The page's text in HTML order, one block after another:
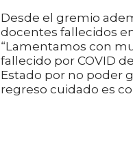
Desde el gremio
docentes fallecidos
“Lamentamos con
fallecido por COVID
Estado por no poder
regreso cuidado es